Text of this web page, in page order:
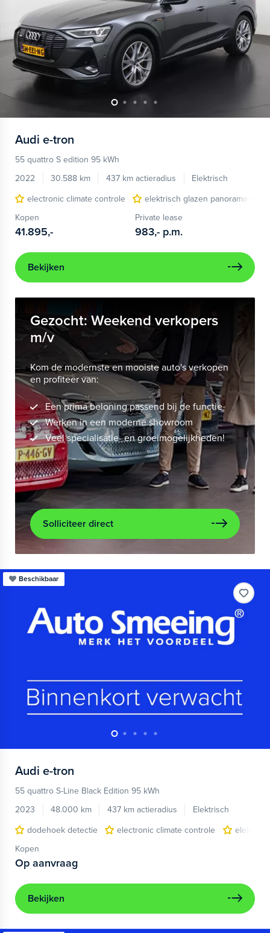
Audi e-tron
55 quattro S edition 95 kWh
2022
30.588 km 437 km actieradius
Elektrisch
electronic climate controle
elektrisch glazen panorama-dak
Kopen
41.895,-
Private lease
983,- p.m.
Bekijken
Gezocht: Weekend verkopers
m/v
Kom de modernste en mooiste auto's verkopen
en profiteer van:
Een prima beloning passend bij de functie
Werken in een moderne showroom
Veel specialisatie- en groeimogelijkheden!
Solliciteer direct
Beschikbaar
Audi e-tron
55 quattro S-Line Black Edition 95 kWh
2023
48.000 km 437 km actieradius
Elektrisch
dodehoek detectie
electronic climate controle
Kopen
Op aanvraag
Bekijken